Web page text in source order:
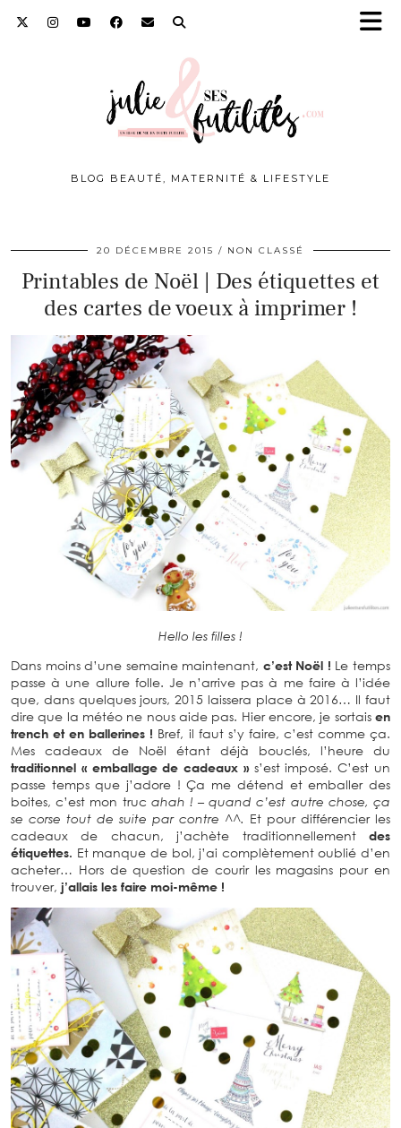
BLOG BEAUTÉ, MATERNITÉ & LIFESTYLE
20 DÉCEMBRE 2015 NON CLASSÉ
Printables de Noël | Des étiquettes et
des cartes de voeux à imprimer !
Hello les filles !
Dans moins d’une semaine maintenant, c’est Noël ! Le temps
passe à une allure folle. Je n’arrive pas à me faire à l’idée
que, dans quelques jours, 2015 laissera place à 2016… Il faut
dire que la météo ne nous aide pas. Hier encore, je sortais en
trench et en ballerines ! Bref, il faut s’y faire, c’est comme ça.
Mes cadeaux de Noël étant déjà bouclés, l’heure du
traditionnel « emballage de cadeaux »s’est imposé. C’est un
passe temps que j’adore ! Ça me détend et emballer des
boites, c’est mon truc ahah ! – quand c’est autre chose, ça
se corse tout de suite par contre ^^. Et pour différencier les
cadeaux de chacun, j’achète traditionnellement des
étiquettes. Et manque de bol, j’ai complètement oublié d’en
acheter… Hors de question de courir les magasins pour en
trouver, j’allais les faire moi-même !